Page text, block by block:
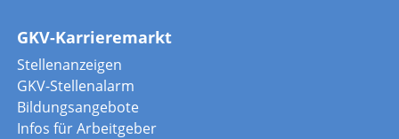
GKV-Karrieremarkt
Stellenanzeigen
GKV-Stellenalarm
Bildungsangebote
Infos für Arbeitgeber